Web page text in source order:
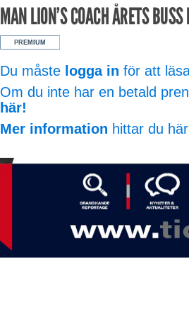
MAN LION’S COACH ÅRETS
Du måste logga in för att
Om du inte har en betald
här!
Mer information hittar du